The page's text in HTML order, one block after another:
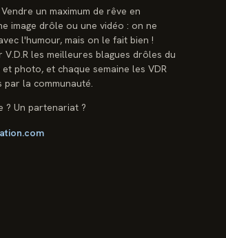
un maximum de rêve en
image drôle ou une vidéo : on ne
l'humour, mais on le fait bien !
V.D.R les meilleures blagues drôles du
et photo, et chaque semaine les VDR
par la communauté.
? Un partenariat ?